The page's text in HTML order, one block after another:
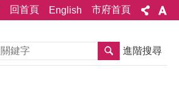
回首頁 English 市府首頁
搜尋 進階搜尋